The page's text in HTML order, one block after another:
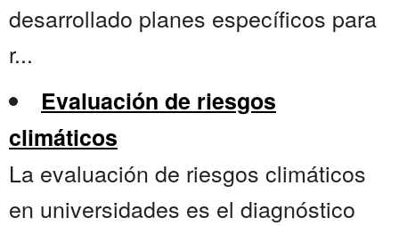
desarrollado planes específicos para
r...
Evaluación de riesgos
climáticos
La evaluación de riesgos climáticos
en universidades es el diagnóstico